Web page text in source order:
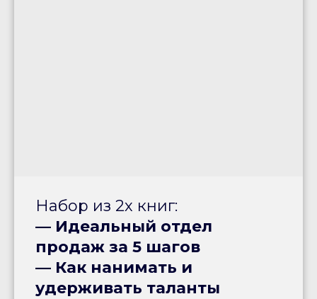
Набор из 2х книг:
— Идеальный отдел
продаж за 5 шагов
— Как нанимать и
удерживать таланты